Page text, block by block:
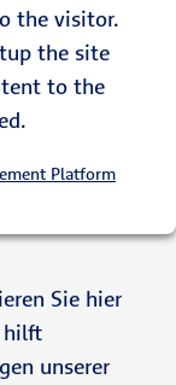
the visitor.
the site
to the
Platform
Sie hier
hilft
unserer